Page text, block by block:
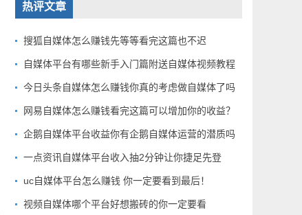
热评文章
搜狐自媒体怎么赚钱先等等看完这篇也不迟
自媒体平台有哪些新手入门篇附送自媒体视频教程
今日头条自媒体怎么赚钱你真的考虑做自媒体了吗
网易自媒体怎么赚钱看完这篇可以增加你的收益？
企鹅自媒体平台收益你有企鹅自媒体运营的潜质吗
一点资讯自媒体平台收入抽2分钟让你捷足先登
uc自媒体平台怎么赚钱 你一定要看到最后！
视频自媒体哪个平台好想搬砖的你一定要看